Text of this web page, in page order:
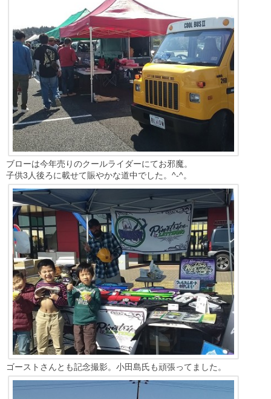
ブローは今年売りのクールライダーにてお邪魔。
子供3人後ろに載せて賑やかな道中でした。^-^。
ゴーストさんとも記念撮影。小田島氏も頑張ってました。